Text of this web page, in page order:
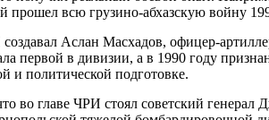
прошел всю грузино-абхазскую войну
Аслан Масхадов, офицер-
первой в дивизии, а в 1990 году
и политической подготовке.
во главе ЧРИ стоял советский